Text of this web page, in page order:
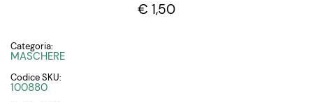
€ 1,50
Categoria:
MASCHERE
Codice SKU:
100880